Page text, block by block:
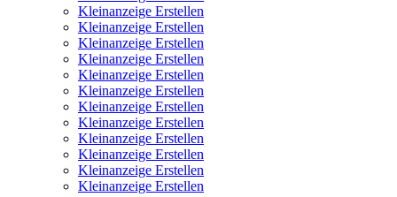
Kleinanzeige Erstellen
Kleinanzeige Erstellen
Kleinanzeige Erstellen
Kleinanzeige Erstellen
Kleinanzeige Erstellen
Kleinanzeige Erstellen
Kleinanzeige Erstellen
Kleinanzeige Erstellen
Kleinanzeige Erstellen
Kleinanzeige Erstellen
Kleinanzeige Erstellen
Kleinanzeige Erstellen